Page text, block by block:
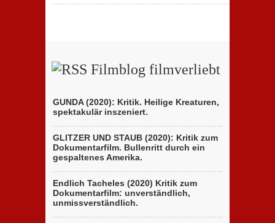
Filmblog filmverliebt
GUNDA (2020): Kritik. Heilige Kreaturen,
spektakulär inszeniert.
GLITZER UND STAUB (2020): Kritik zum
Dokumentarfilm. Bullenritt durch ein
gespaltenes Amerika.
Endlich Tacheles (2020) Kritik zum
Dokumentarfilm: unverständlich,
unmissverständlich.